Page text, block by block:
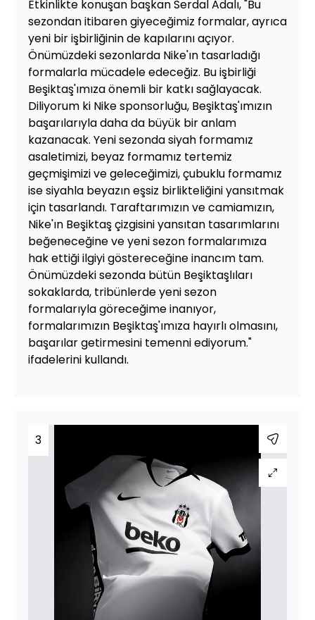
Etkinlikte konuşan başkan Serdal Adalı, "Bu
sezondan itibaren giyeceğimiz formalar, ayrıca
yeni bir işbirliğinin de kapılarını açıyor.
Önümüzdeki sezonlarda Nike'ın tasarladığı
formalarla mücadele edeceğiz. Bu işbirliği
Beşiktaş'ımıza önemli bir katkı sağlayacak.
Diliyorum ki Nike sponsorluğu, Beşiktaş'ımızın
başarılarıyla daha da büyük bir anlam
kazanacak. Yeni sezonda siyah formamız
asaletimizi, beyaz formamız tertemiz
geçmişimizi ve geleceğimizi, çubuklu formamız
ise siyahla beyazın eşsiz birlikteliğini yansıtmak
için tasarlandı. Taraftarımızın ve camiamızın,
Nike'ın Beşiktaş çizgisini yansıtan tasarımlarını
beğeneceğine ve yeni sezon formalarımıza
hak ettiği ilgiyi göstereceğine inancım tam.
Önümüzdeki sezonda bütün Beşiktaşlıları
sokaklarda, tribünlerde yeni sezon
formalarıyla göreceğime inanıyor,
formalarımızın Beşiktaş'ımıza hayırlı olmasını,
başarılar getirmesini temenni ediyorum."
ifadelerini kullandı.
3